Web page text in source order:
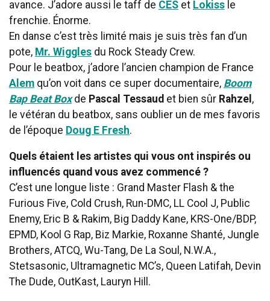
avance. J’adore aussi le taff de CES et Lokiss le
frenchie. Énorme.
En danse c’est très limité mais je suis très fan d’un
pote, Mr. Wiggles du Rock Steady Crew.
Pour le beatbox, j’adore l’ancien champion de France
Alem qu’on voit dans ce super documentaire, Boom
Bap Beat Boxde Pascal Tessaud et bien sûr Rahzel ,
le vétéran du beatbox, sans oublier un de mes favoris
de l’époque Doug E Fresh.
Quels étaient les artistes qui vous ont inspirés ou
influencés quand vous avez commencé ?
C’est une longue liste : Grand Master Flash & the
Furious Five, Cold Crush, Run-DMC, LL Cool J, Public
Enemy, Eric B & Rakim, Big Daddy Kane, KRS-One/BDP,
EPMD, Kool G Rap, Biz Markie, Roxanne Shanté, Jungle
Brothers, ATCQ, Wu-Tang, De La Soul, N.W.A.,
Stetsasonic, Ultramagnetic MC’s, Queen Latifah, Devin
The Dude, OutKast, Lauryn Hill.